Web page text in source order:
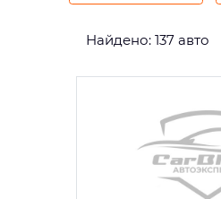
Найдено: 137 авто